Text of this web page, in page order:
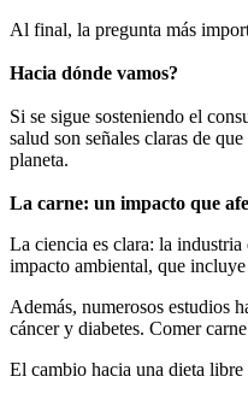
Al final, la pregunta más
Hacia dónde vamos?
Si se sigue sosteniendo el
salud son señales claras de
planeta.
La carne: un impacto que
La ciencia es clara: la industria
impacto ambiental, que
Además, numerosos estudios
cáncer y diabetes. Comer
El cambio hacia una dieta